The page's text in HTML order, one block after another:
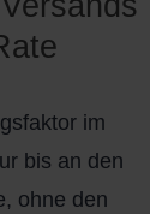
in die EU
und bei
im
bis an den
ohne den